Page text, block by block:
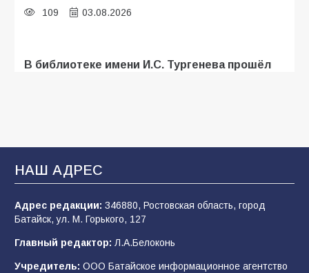
109 03.08.2026
В библиотеке имени И.С. Тургенева прошёл
В Батайске продолжаются дорожные работы
107 04.08.2026
В детском саду № 35 дети освоили
строительные профессии в ходе
спортивного праздника
НАШ АДРЕС
Адрес редакции: 346880, Ростовская область, город
Батайск, ул. М. Горького, 127
Главный редактор: Л.А.Белоконь
Учредитель: ООО Батайское информационное агентство